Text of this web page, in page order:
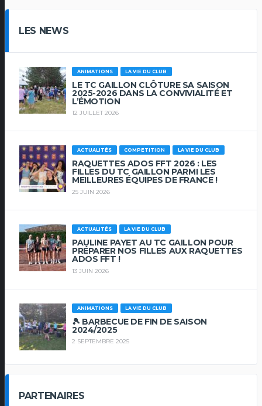
LES NEWS
ANIMATIONS LA VIE DU CLUB
LE TC GAILLON CLÔTURE SA SAISON
2025-2026 DANS LA CONVIVIALITÉ ET
L’ÉMOTION
12 JUILLET 2026
ACTUALITÉS COMPETITION LA VIE DU CLUB
RAQUETTES ADOS FFT 2026 : LES
FILLES DU TC GAILLON PARMI LES
MEILLEURES ÉQUIPES DE FRANCE !
25 JUIN 2026
ACTUALITÉS LA VIE DU CLUB
PAULINE PAYET AU TC GAILLON POUR
PRÉPARER NOS FILLES AUX RAQUETTES
ADOS FFT !
13 JUIN 2026
ANIMATIONS LA VIE DU CLUB
🎾 BARBECUE DE FIN DE SAISON
2024/2025
2 SEPTEMBRE 2025
PARTENAIRES